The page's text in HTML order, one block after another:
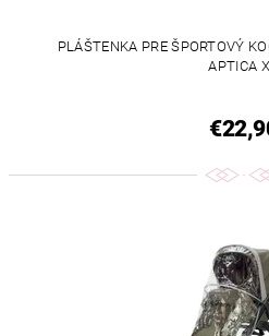
PLÁŠTENKA PRE ŠPORTOVÝ
APTICA